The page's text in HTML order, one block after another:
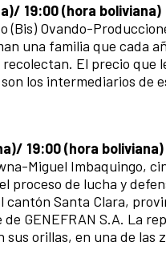
19:00 (hora boliviana)
(Bis) Ovando-
una familia que cada
El precio que
los intermediarios de
19:00 (hora boliviana)
Miguel Imbaquingo,
proceso de lucha y
cantón Santa Clara,
GENEFRAN S.A. La
orillas, en una de las